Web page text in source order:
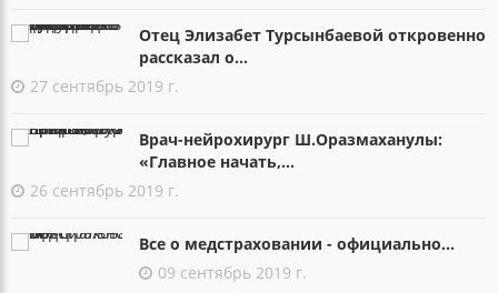
Отец Элизабет Турсынбаевой откровенно
рассказал о...
27 сентябрь 2019 г.
Врач-нейрохирург Ш.Оразмаханулы:
«Главное начать,...
26 сентябрь 2019 г.
Все о медстраховании - официально...
09 сентябрь 2019 г.